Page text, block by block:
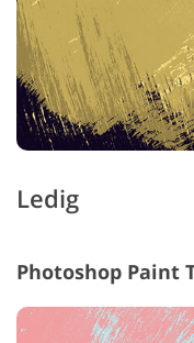
Ledig
Photoshop Paint